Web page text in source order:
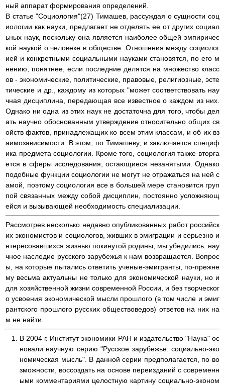
ный аппарат формирования определений.
В статье "Социология"(27) Тимашев, рассуждая о сущности соц
иологии как науки, предлагает не отделять ее от других социал
ьных наук, поскольку она является наиболее общей эмпиричес
кой наукой о человеке в обществе. Отношения между социолог
ией и конкретными социальными науками становятся, по его м
нению, понятнее, если последние делятся на множество класс
ов - экономические, политические, правовые, религиозные, эсте
тические и др., каждому из которых "может соответствовать нау
чная дисциплина, передающая все известное о каждом из них.
Однако ни одна из этих наук не достаточна для того, чтобы дел
ать научно обоснованным утверждение относительно общих св
ойств фактов, принадлежащих ко всем этим классам, и об их вз
аимозависимости. В этом, по Тимашеву, и заключается специф
ика предмета социологии. Кроме того, социология также вторга
ется в сферы исследования, остающиеся незанятыми. Однако
подобные функции социологии не могут не отражаться на ней с
амой, поэтому социология все в большей мере становится груп
пой связанных между собой дисциплин, постоянно усложняющ
ейся и вызывающей необходимость специализации.
Рассмотрев несколько недавно опубликованных работ российск
их экономистов и социологов, живших в эмиграции и серьезно и
нтересовавшихся жизнью покинутой родины, мы убедились: нау
чное наследие русского зарубежья к нам возвращается. Вопрос
ы, на которые пытались ответить ученые-эмигранты, по-прежне
му весьма актуальны не только для экономической науки, но и
для хозяйственной жизни современной России, и без творческог
о усвоения экономической мысли прошлого (в том числе и эмиг
рантского прошлого русских обществоведов) ответов на них на
м не найти.
В 2004 г. Институт экономики РАН и издательство "Наука" ос
новали научную серию "Русское зарубежье: социально-эко
номическая мысль". В данной серии предполагается, по во
зможности, воссоздать на основе переизданий с современн
ыми комментариями целостную картину социально-эконом